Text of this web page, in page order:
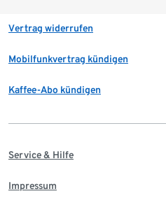
Vertrag widerrufen
Mobilfunkvertrag kündigen
Kaffee-Abo kündigen
Service & Hilfe
Impressum